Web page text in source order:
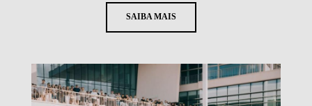
SAIBA MAIS